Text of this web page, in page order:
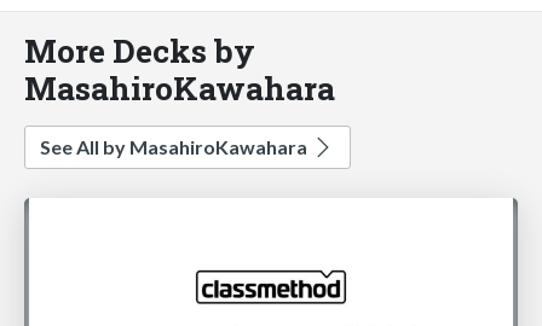
More Decks by
MasahiroKawahara
See All by MasahiroKawahara